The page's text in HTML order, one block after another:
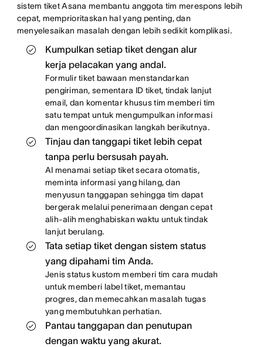
sistem tiket Asana membantu anggota tim merespons lebih
cepat, memprioritaskan hal yang penting, dan
menyelesaikan masalah dengan lebih sedikit komplikasi.
Kumpulkan setiap tiket dengan alur
kerja pelacakan yang andal.
Formulir tiket bawaan menstandarkan
pengiriman, sementara ID tiket, tindak lanjut
email, dan komentar khusus tim memberi tim
satu tempat untuk mengumpulkan informasi
dan mengoordinasikan langkah berikutnya.
Tinjau dan tanggapi tiket lebih cepat
tanpa perlu bersusah payah.
AI menamai setiap tiket secara otomatis,
meminta informasi yang hilang, dan
menyusun tanggapan sehingga tim dapat
bergerak melalui penerimaan dengan cepat
alih-alih menghabiskan waktu untuk tindak
lanjut berulang.
Tata setiap tiket dengan sistem status
yang dipahami tim Anda.
Jenis status kustom memberi tim cara mudah
untuk memberi label tiket, memantau
progres, dan memecahkan masalah tugas
yang membutuhkan perhatian.
Pantau tanggapan dan penutupan
dengan waktu yang akurat.